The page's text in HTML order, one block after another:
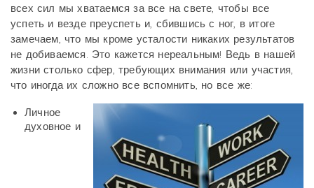
всех сил мы хватаемся за все на свете, чтобы все
успеть и везде преуспеть и, сбившись с ног, в итоге
замечаем, что мы кроме усталости никаких результатов
не добиваемся. Это кажется нереальным! Ведь в нашей
жизни столько сфер, требующих внимания или участия,
что иногда их сложно все вспомнить, но все же:
Личное
духовное и